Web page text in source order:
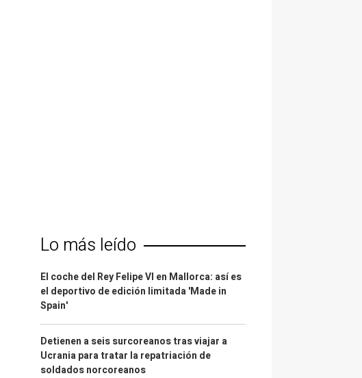
Lo más leído
El coche del Rey Felipe VI en Mallorca: así es
el deportivo de edición limitada 'Made in
Spain'
Detienen a seis surcoreanos tras viajar a
Ucrania para tratar la repatriación de
soldados norcoreanos